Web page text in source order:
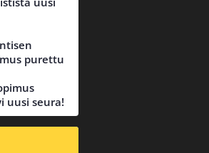
purettu
uusi seura!